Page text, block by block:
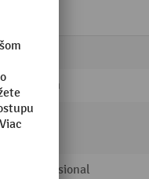
25 mm
Professional